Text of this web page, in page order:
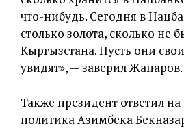
что-нибудь. Сегодня в
столько золота, сколько не
Кыргызстана. Пусть они
увидят», — заверил Жапаров.
Также президент ответил
политика Азимбека